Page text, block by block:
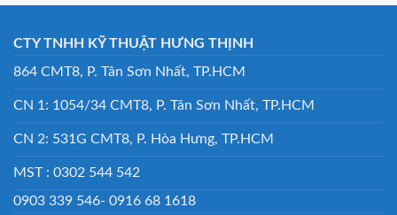
CTY TNHH KỸ THUẬT HƯNG THỊNH
864 CMT8, P. Tân Sơn Nhất, TP.HCM
CN 1: 1054/34 CMT8, P. Tân Sơn Nhất, TP.HCM
CN 2: 531G CMT8, P. Hòa Hưng, TP.HCM
MST : 0302 544 542
0903 339 546- 0916 68 1618